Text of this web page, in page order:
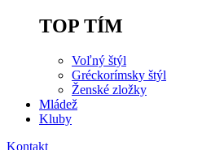
TOP TÍM
Voľný štýl
Gréckorímsky štýl
Ženské zložky
Mládež
Kluby
Kontakt